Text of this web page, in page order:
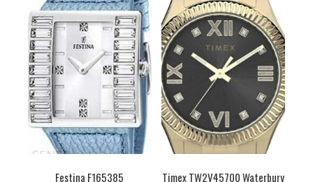
Festina F165385
Timex TW2V45700 Waterbury